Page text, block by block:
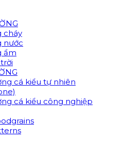
cháy
nước
ẩm
cá kiểu tự nhiên
cá kiểu công nghiệp